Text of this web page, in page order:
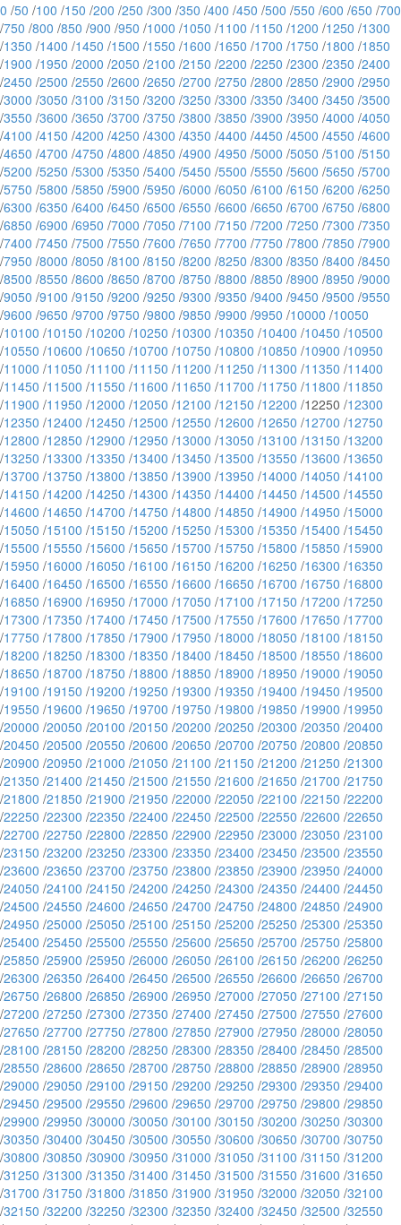
0 /50 /100 /150 /200 /250 /300 /350 /400 /450 /500 /550 /600 /650 /700
/750 /800 /850 /900 /950 /1000 /1050 /1100 /1150 /1200 /1250 /1300
/1350 /1400 /1450 /1500 /1550 /1600 /1650 /1700 /1750 /1800 /1850
/1900 /1950 /2000 /2050 /2100 /2150 /2200 /2250 /2300 /2350 /2400
/2450 /2500 /2550 /2600 /2650 /2700 /2750 /2800 /2850 /2900 /2950
/3000 /3050 /3100 /3150 /3200 /3250 /3300 /3350 /3400 /3450 /3500
/3550 /3600 /3650 /3700 /3750 /3800 /3850 /3900 /3950 /4000 /4050
/4100 /4150 /4200 /4250 /4300 /4350 /4400 /4450 /4500 /4550 /4600
/4650 /4700 /4750 /4800 /4850 /4900 /4950 /5000 /5050 /5100 /5150
/5200 /5250 /5300 /5350 /5400 /5450 /5500 /5550 /5600 /5650 /5700
/5750 /5800 /5850 /5900 /5950 /6000 /6050 /6100 /6150 /6200 /6250
/6300 /6350 /6400 /6450 /6500 /6550 /6600 /6650 /6700 /6750 /6800
/6850 /6900 /6950 /7000 /7050 /7100 /7150 /7200 /7250 /7300 /7350
/7400 /7450 /7500 /7550 /7600 /7650 /7700 /7750 /7800 /7850 /7900
/7950 /8000 /8050 /8100 /8150 /8200 /8250 /8300 /8350 /8400 /8450
/8500 /8550 /8600 /8650 /8700 /8750 /8800 /8850 /8900 /8950 /9000
/9050 /9100 /9150 /9200 /9250 /9300 /9350 /9400 /9450 /9500 /9550
/9600 /9650 /9700 /9750 /9800 /9850 /9900 /9950 /10000 /10050
/10100 /10150 /10200 /10250 /10300 /10350 /10400 /10450 /10500
/10550 /10600 /10650 /10700 /10750 /10800 /10850 /10900 /10950
/11000 /11050 /11100 /11150 /11200 /11250 /11300 /11350 /11400
/11450 /11500 /11550 /11600 /11650 /11700 /11750 /11800 /11850
/11900 /11950 /12000 /12050 /12100 /12150 /12200 /12250 /12300
/12350 /12400 /12450 /12500 /12550 /12600 /12650 /12700 /12750
/12800 /12850 /12900 /12950 /13000 /13050 /13100 /13150 /13200
/13250 /13300 /13350 /13400 /13450 /13500 /13550 /13600 /13650
/13700 /13750 /13800 /13850 /13900 /13950 /14000 /14050 /14100
/14150 /14200 /14250 /14300 /14350 /14400 /14450 /14500 /14550
/14600 /14650 /14700 /14750 /14800 /14850 /14900 /14950 /15000
/15050 /15100 /15150 /15200 /15250 /15300 /15350 /15400 /15450
/15500 /15550 /15600 /15650 /15700 /15750 /15800 /15850 /15900
/15950 /16000 /16050 /16100 /16150 /16200 /16250 /16300 /16350
/16400 /16450 /16500 /16550 /16600 /16650 /16700 /16750 /16800
/16850 /16900 /16950 /17000 /17050 /17100 /17150 /17200 /17250
/17300 /17350 /17400 /17450 /17500 /17550 /17600 /17650 /17700
/17750 /17800 /17850 /17900 /17950 /18000 /18050 /18100 /18150
/18200 /18250 /18300 /18350 /18400 /18450 /18500 /18550 /18600
/18650 /18700 /18750 /18800 /18850 /18900 /18950 /19000 /19050
/19100 /19150 /19200 /19250 /19300 /19350 /19400 /19450 /19500
/19550 /19600 /19650 /19700 /19750 /19800 /19850 /19900 /19950
/20000 /20050 /20100 /20150 /20200 /20250 /20300 /20350 /20400
/20450 /20500 /20550 /20600 /20650 /20700 /20750 /20800 /20850
/20900 /20950 /21000 /21050 /21100 /21150 /21200 /21250 /21300
/21350 /21400 /21450 /21500 /21550 /21600 /21650 /21700 /21750
/21800 /21850 /21900 /21950 /22000 /22050 /22100 /22150 /22200
/22250 /22300 /22350 /22400 /22450 /22500 /22550 /22600 /22650
/22700 /22750 /22800 /22850 /22900 /22950 /23000 /23050 /23100
/23150 /23200 /23250 /23300 /23350 /23400 /23450 /23500 /23550
/23600 /23650 /23700 /23750 /23800 /23850 /23900 /23950 /24000
/24050 /24100 /24150 /24200 /24250 /24300 /24350 /24400 /24450
/24500 /24550 /24600 /24650 /24700 /24750 /24800 /24850 /24900
/24950 /25000 /25050 /25100 /25150 /25200 /25250 /25300 /25350
/25400 /25450 /25500 /25550 /25600 /25650 /25700 /25750 /25800
/25850 /25900 /25950 /26000 /26050 /26100 /26150 /26200 /26250
/26300 /26350 /26400 /26450 /26500 /26550 /26600 /26650 /26700
/26750 /26800 /26850 /26900 /26950 /27000 /27050 /27100 /27150
/27200 /27250 /27300 /27350 /27400 /27450 /27500 /27550 /27600
/27650 /27700 /27750 /27800 /27850 /27900 /27950 /28000 /28050
/28100 /28150 /28200 /28250 /28300 /28350 /28400 /28450 /28500
/28550 /28600 /28650 /28700 /28750 /28800 /28850 /28900 /28950
/29000 /29050 /29100 /29150 /29200 /29250 /29300 /29350 /29400
/29450 /29500 /29550 /29600 /29650 /29700 /29750 /29800 /29850
/29900 /29950 /30000 /30050 /30100 /30150 /30200 /30250 /30300
/30350 /30400 /30450 /30500 /30550 /30600 /30650 /30700 /30750
/30800 /30850 /30900 /30950 /31000 /31050 /31100 /31150 /31200
/31250 /31300 /31350 /31400 /31450 /31500 /31550 /31600 /31650
/31700 /31750 /31800 /31850 /31900 /31950 /32000 /32050 /32100
/32150 /32200 /32250 /32300 /32350 /32400 /32450 /32500 /32550